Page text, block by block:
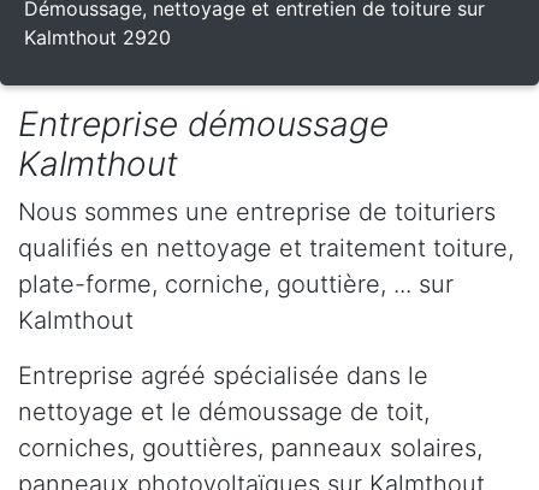
Démoussage, nettoyage et entretien de toiture sur
Kalmthout 2920
Entreprise démoussage
Kalmthout
Nous sommes une entreprise de toituriers
qualifiés en nettoyage et traitement toiture,
plate-forme, corniche, gouttière, ... sur
Kalmthout
Entreprise agréé spécialisée dans le
nettoyage et le démoussage de toit,
corniches, gouttières, panneaux solaires,